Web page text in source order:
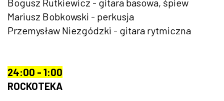
Mariusz Bobkowski - perkusja
Przemysław Niezgódzki - gitara rytmiczna
24:00 - 1:00
ROCKOTEKA